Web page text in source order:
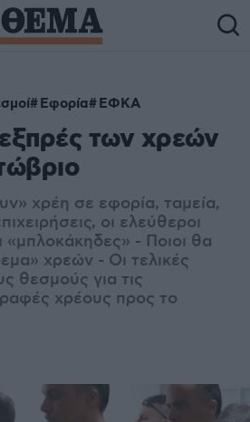
Εφορία ΕΦΚΑ
των χρεών
χρέη σε εφορία, ταμεία,
οι ελεύθεροι
«μπλοκάκηδες» - Ποιοι θα
χρεών - Οι τελικές
θεσμούς για τις
χρέους προς το